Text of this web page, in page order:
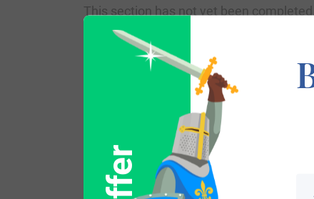
This section has not yet been
traces your lineage so you can learn
Popular products